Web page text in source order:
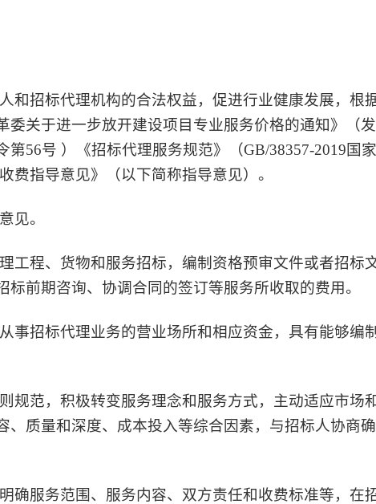
和招标代理机构的合法权益，促进行业健康发展，根
关于进一步放开建设项目专业服务价格的通知》（
56号 ）《招标代理服务规范》（GB/38357-2019国
费指导意见》（以下简称指导意见）。
见。
工程、货物和服务招标，编制资格预审文件或者招标
标前期咨询、协调合同的签订等服务所收取的费用。
事招标代理业务的营业场所和相应资金，具有能够编
规范，积极转变服务理念和服务方式，主动适应市场
质量和深度、成本投入等综合因素，与招标人协商
确服务范围、服务内容、双方责任和收费标准等，在